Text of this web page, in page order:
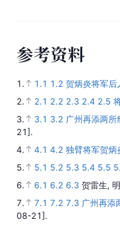
参考资料
1. 1.1 1.2 贺炳炎将军后
2.
2.1 2.2 2.3 2.4 2.5
3.
3.1 3.2 广州再添两
21].
4.
4.1 4.2 独臂将军贺炳
5.
5.1 5.2 5.3 5.4 5.5
6.
6.1 6.2 6.3 贺雷生,
7.
7.1 7.2 7.3 广州再
08-21].